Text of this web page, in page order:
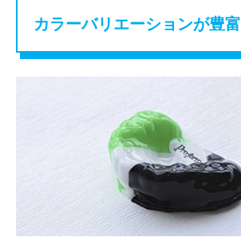
カラーバリエーションが豊富